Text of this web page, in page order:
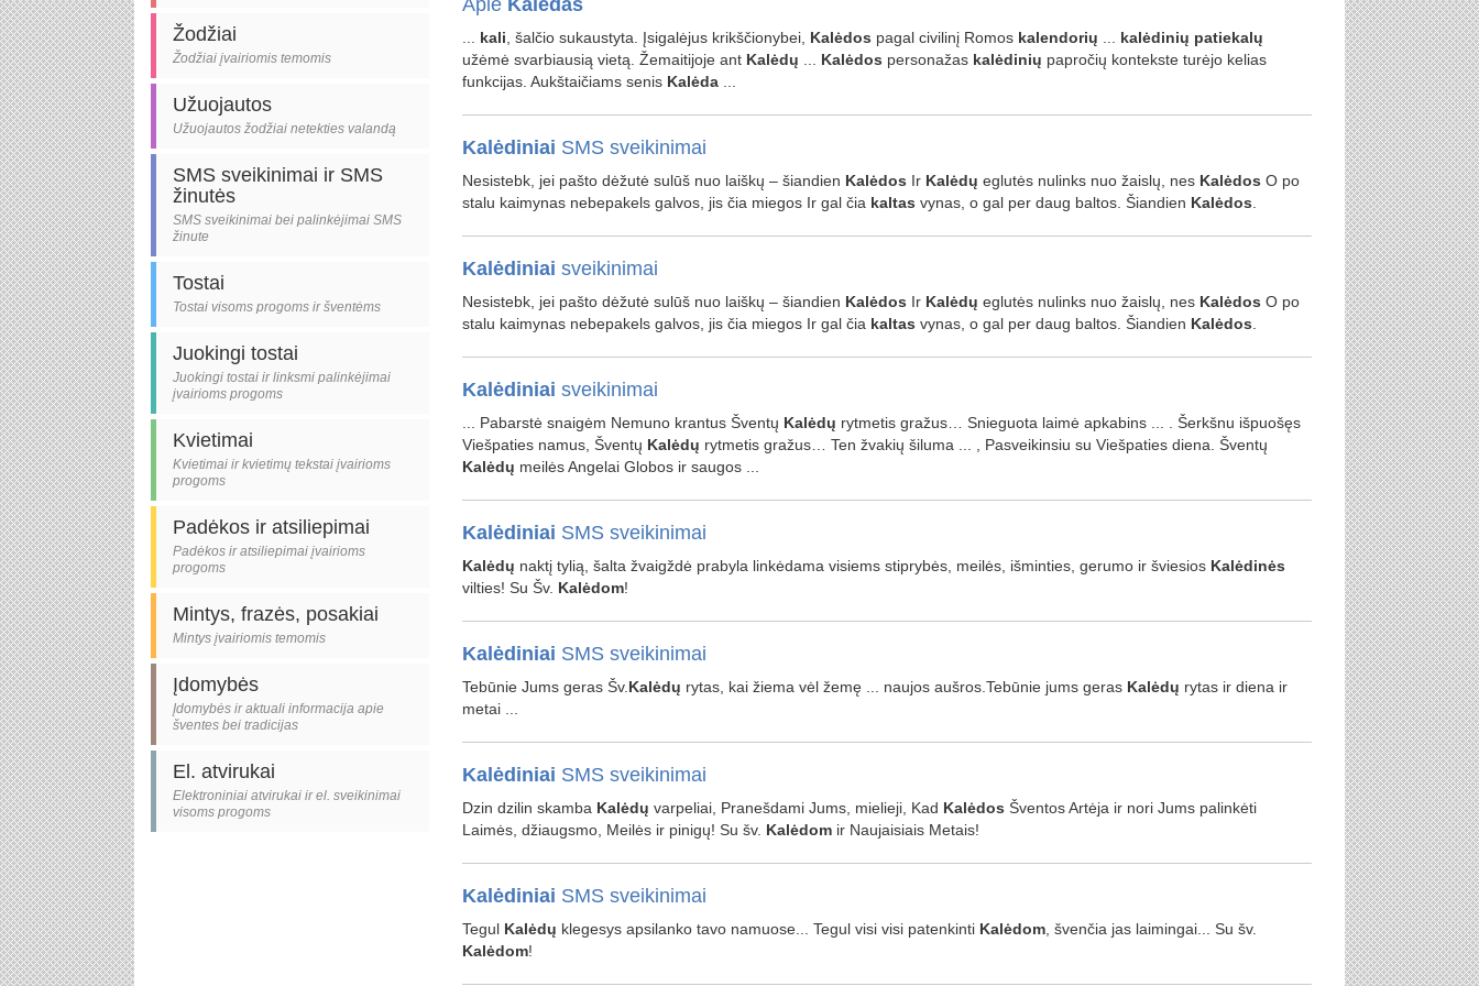
Žodžiai
Žodžiai įvairiomis temomis
Užuojautos
Užuojautos žodžiai netekties valandą
SMS sveikinimai ir SMS
žinutės
SMS sveikinimai bei palinkėjimai SMS
žinute
Tostai
Tostai visoms progoms ir šventėms
Juokingi tostai
Juokingi tostai ir linksmi palinkėjimai
įvairioms progoms
Kvietimai
Kvietimai ir kvietimų tekstai įvairioms
progoms
Padėkos ir atsiliepimai
Padėkos ir atsiliepimai įvairioms
progoms
Mintys, frazės, posakiai
Mintys įvairiomis temomis
Įdomybės
Įdomybės ir aktuali informacija apie
šventes bei tradicijas
El. atvirukai
Elektroniniai atvirukai ir el. sveikinimai
visoms progoms
Apie Kalėdas
kali , šalčio sukaustyta. Įsigalėjus krikščionybei, Kalėdos pagal civilinį Romos kalendorių kalėdinių patiekalų
užėmė svarbiausią vietą. Žemaitijoje ant Kalėdų Kalėdos personažas kalėdinių papročių kontekste turėjo kelias
funkcijas. Aukštaičiams senis Kalėda...
Kalėdiniai SMS sveikinimai
Nesistebk, jei pašto dėžutė sulūš nuo laiškų – šiandien Kalėdos Ir Kalėdų eglutės nulinks nuo žaislų, nes Kalėdos O po
stalu kaimynas nebepakels galvos, jis čia miegos Ir gal čia kaltas vynas, o gal per daug baltos. Šiandien Kalėdos
Kalėdiniai sveikinimai
Nesistebk, jei pašto dėžutė sulūš nuo laiškų – šiandien Kalėdos Ir Kalėdų eglutės nulinks nuo žaislų, nes Kalėdos O po
stalu kaimynas nebepakels galvos, jis čia miegos Ir gal čia kaltas vynas, o gal per daug baltos. Šiandien Kalėdos
Kalėdiniai sveikinimai
... Pabarstė snaigėm Nemuno krantus Šventų Kalėdų rytmetis gražus… Snieguota laimė apkabins ... . Šerkšnu išpuošęs
Viešpaties namus, Šventų Kalėdų rytmetis gražus… Ten žvakių šiluma ... , Pasveikinsiu su Viešpaties diena. Šventų
Kalėdų meilės Angelai Globos ir saugos ...
Kalėdiniai SMS sveikinimai
Kalėdų naktį tylią, šalta žvaigždė prabyla linkėdama visiems stiprybės, meilės, išminties, gerumo ir šviesios Kalėdinės
vilties! Su Šv. Kalėdom!
Kalėdiniai SMS sveikinimai
Tebūnie Jums geras Šv. Kalėdų rytas, kai žiema vėl žemę ... naujos aušros.Tebūnie jums geras Kalėdų rytas ir diena ir
metai ...
Kalėdiniai SMS sveikinimai
Dzin dzilin skamba Kalėdų varpeliai, Pranešdami Jums, mielieji, Kad Kalėdos Šventos Artėja ir nori Jums palinkėti
Laimės, džiaugsmo, Meilės ir pinigų! Su šv. Kalėdomir Naujaisiais Metais!
Kalėdiniai SMS sveikinimai
Tegul Kalėdų klegesys apsilanko tavo namuose... Tegul visi visi patenkinti Kalėdom, švenčia jas laimingai... Su šv.
Kalėdom!